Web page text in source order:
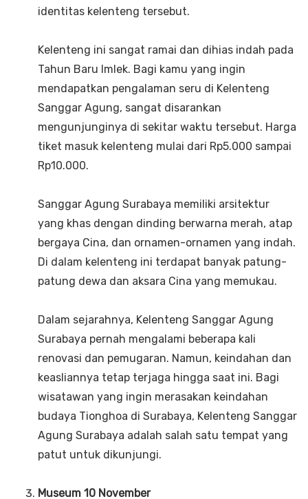
identitas kelenteng tersebut.
Kelenteng ini sangat ramai dan dihias indah pada
Tahun Baru Imlek. Bagi kamu yang ingin
mendapatkan pengalaman seru di Kelenteng
Sanggar Agung, sangat disarankan
mengunjunginya di sekitar waktu tersebut. Harga
tiket masuk kelenteng mulai dari Rp5.000 sampai
Rp10.000.
Sanggar Agung Surabaya memiliki arsitektur
yang khas dengan dinding berwarna merah, atap
bergaya Cina, dan ornamen-ornamen yang indah.
Di dalam kelenteng ini terdapat banyak patung-
patung dewa dan aksara Cina yang memukau.
Dalam sejarahnya, Kelenteng Sanggar Agung
Surabaya pernah mengalami beberapa kali
renovasi dan pemugaran. Namun, keindahan dan
keasliannya tetap terjaga hingga saat ini. Bagi
wisatawan yang ingin merasakan keindahan
budaya Tionghoa di Surabaya, Kelenteng Sanggar
Agung Surabaya adalah salah satu tempat yang
patut untuk dikunjungi.
Museum 10 November